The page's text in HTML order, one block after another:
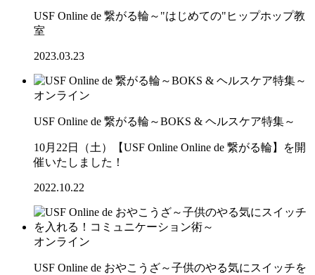
USF Online de 繋がる輪～"はじめての"ヒップホップ教
室
2023.03.23
オンライン
USF Online de 繋がる輪～BOKS & ヘルスケア特集～
10月22日（土）【USF Online Online de 繋がる輪】を開
催いたしました！
2022.10.22
オンライン
USF Online de おやこうざ～子供のやる気にスイッチを